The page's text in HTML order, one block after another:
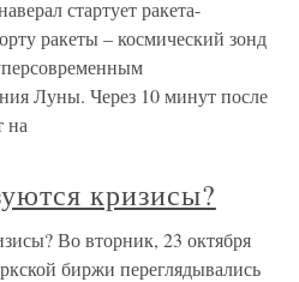
стартует ракета-
ракеты – космический зонд
Луны. Через 10 минут после
на
кризисы?
Во вторник, 23 октября
биржи переглядывались